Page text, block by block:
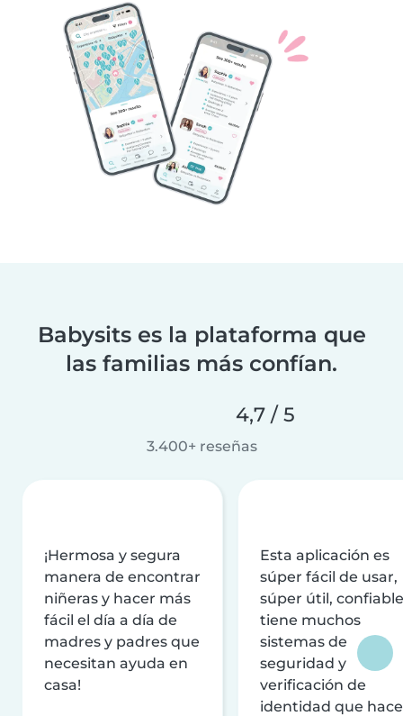
Babysits es la plataforma que
las familias más confían.
4,7 / 5
3.400+ reseñas
¡Hermosa y segura
manera de encontrar
niñeras y hacer más
fácil el día a día de
madres y padres que
necesitan ayuda en
casa!
Esta aplicación es
súper fácil de usar,
súper útil,
tiene muchos
sistemas de
seguridad y
verificación de
identidad que